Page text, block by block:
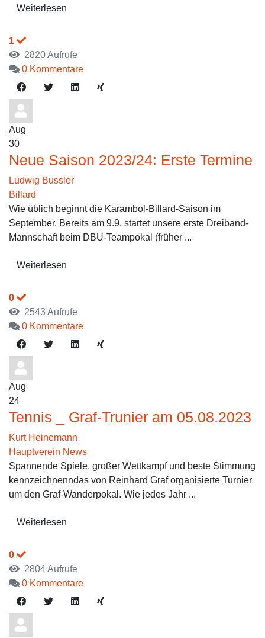
Weiterlesen
1
2820 Aufrufe
0 Kommentare
Aug
30
Neue Saison 2023/24: Erste Termine
Ludwig Bussler
Billard
Wie üblich beginnt die Karambol-Billard-Saison im
September. Bereits am 9.9. startet unsere erste Dreiband-
Mannschaft beim DBU-Teampokal (früher ...
Weiterlesen
0
2543 Aufrufe
0 Kommentare
Aug
24
Tennis _ Graf-Trunier am 05.08.2023
Kurt Heinemann
Hauptverein News
Spannende Spiele, großer Wettkampf und beste Stimmung
kennzeichnenndas von Reinhard Graf organisierte Turnier
um den Graf-Wanderpokal. Wie jedes Jahr ...
Weiterlesen
0
2804 Aufrufe
0 Kommentare